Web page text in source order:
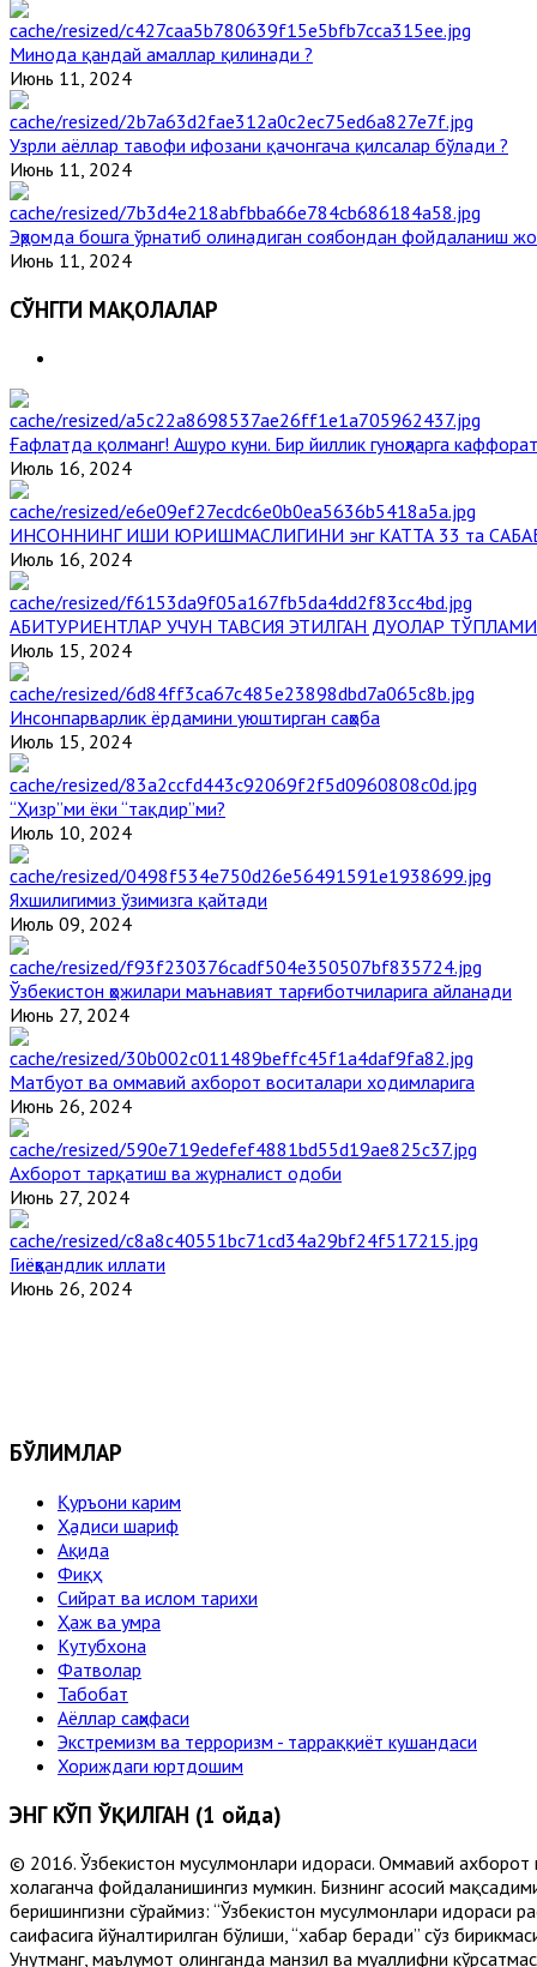
Минода қандай амаллар қилинади ?
Июнь 11, 2024
Узрли аёллар тавофи ифозани қачонгача қилсалар бўлади ?
Июнь 11, 2024
Эҳромда бошга ўрнатиб олинадиган соябондан фойдаланиш
Июнь 11, 2024
СЎНГГИ МАҚОЛАЛАР
Ғафлатда қолманг! Ашуро куни. Бир йиллик гуноҳларга
Июль 16, 2024
ИНСОННИНГ ИШИ ЮРИШМАСЛИГИНИ энг КАТТА 33 та
Июль 16, 2024
АБИТУРИЕНТЛАР УЧУН ТАВСИЯ ЭТИЛГАН ДУОЛАР ТЎПЛАМИ
Июль 15, 2024
Инсонпарварлик ёрдамини уюштирган саҳоба
Июль 15, 2024
“Ҳизр”ми ёки “тақдир”ми?
Июль 10, 2024
Яхшилигимиз ўзимизга қайтади
Июль 09, 2024
Ўзбекистон ҳожилари маънавият тарғиботчиларига айланади
Июнь 27, 2024
Матбуот ва оммавий ахборот воситалари ходимларига
Июнь 26, 2024
Ахборот тарқатиш ва журналист одоби
Июнь 27, 2024
Гиёҳвандлик иллати
Июнь 26, 2024
БЎЛИМЛАР
Қуръони карим
Ҳадиси шариф
Ақида
Фиқҳ
Сийрат ва ислом тарихи
Ҳаж ва умра
Кутубхона
Фатволар
Табобат
Аёллар саҳифаси
Экстремизм ва терроризм - тарраққиёт кушандаси
Хориждаги юртдошим
ЭНГ КЎП ЎҚИЛГАН (1 ойда)
© 2016. Ўзбекистон мусулмонлари идораси. Оммавий ахборот
хоҳлаганча фойдаланишингиз мумкин. Бизнинг асосий
беришингизни сўраймиз: “Ўзбекистон мусулмонлари идораси
саҳифасига йўналтирилган бўлиши, “хабар беради” сўз
Унутманг, маълумот олинганда манзил ва муаллифни